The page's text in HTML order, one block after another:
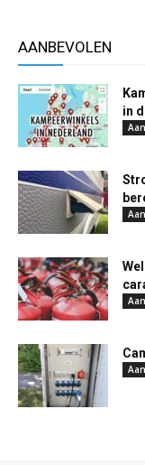
AANBEVOLEN
in